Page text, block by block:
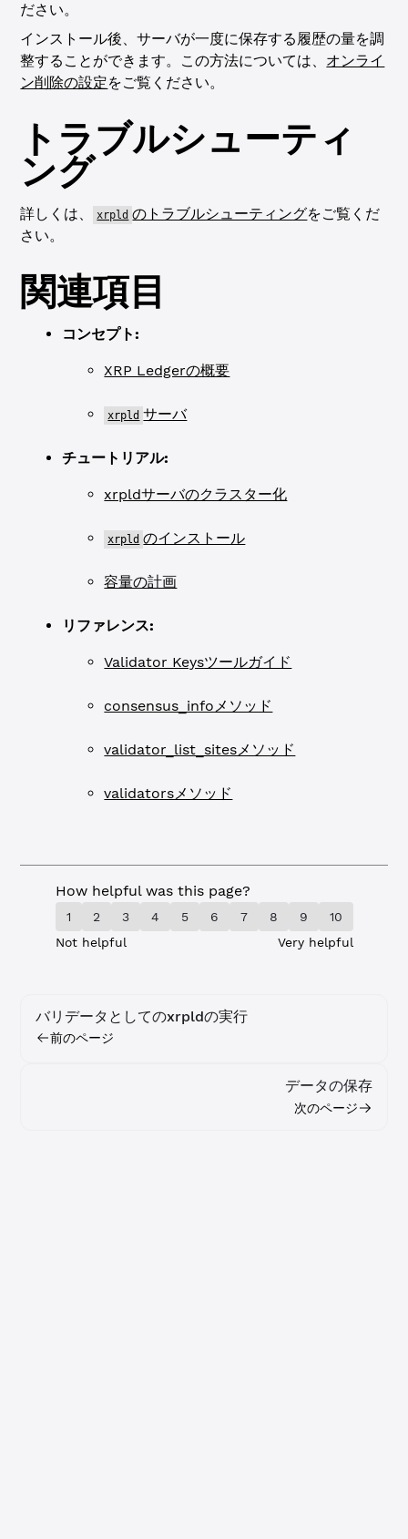
ださい。
インストール後、サーバが一度に保存する履歴の量を調
整することができます。この方法については、 オンライ
ン削除の設定をご覧ください。
トラブルシューティ
ング
詳しくは、 xrpld のトラブルシューティングをご覧くだ
さい。
関連項目
コンセプト:
XRP Ledgerの概要
xrpld サーバ
チュートリアル:
xrpldサーバのクラスター化
xrpld のインストール
容量の計画
リファレンス:
Validator Keysツールガイド
consensus_infoメソッド
validator_list_sitesメソッド
validatorsメソッド
How helpful was this page?
1 2 3 4 5 6 7 8 9
10
Not helpful
Very helpful
バリデータとしてのxrpldの実行
前のページ
データの保存
次のページ